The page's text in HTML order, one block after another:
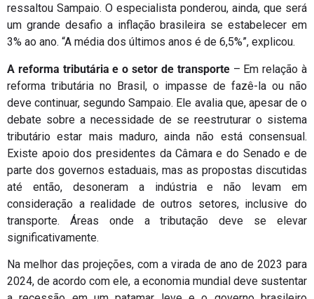
ressaltou Sampaio. O especialista ponderou, ainda, que será
um grande desafio a inflação brasileira se estabelecer em
3% ao ano. “A média dos últimos anos é de 6,5%”, explicou.
A reforma tributária e o setor de transporte – Em relação à
reforma tributária no Brasil, o impasse de fazê-la ou não
deve continuar, segundo Sampaio. Ele avalia que, apesar de o
debate sobre a necessidade de se reestruturar o sistema
tributário estar mais maduro, ainda não está consensual.
Existe apoio dos presidentes da Câmara e do Senado e de
parte dos governos estaduais, mas as propostas discutidas
até então, desoneram a indústria e não levam em
consideração a realidade de outros setores, inclusive do
transporte. Áreas onde a tributação deve se elevar
significativamente.
Na melhor das projeções, com a virada de ano de 2023 para
2024, de acordo com ele, a economia mundial deve sustentar